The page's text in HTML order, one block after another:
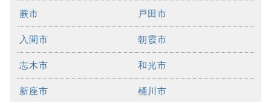
蕨市 戸田市
入間市 朝霞市
志木市 和光市
新座市 桶川市